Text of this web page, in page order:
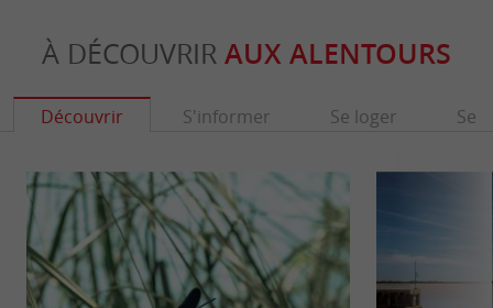
À DÉCOUVRIR AUX ALENTOURS
Découvrir S'informer Se loger Se